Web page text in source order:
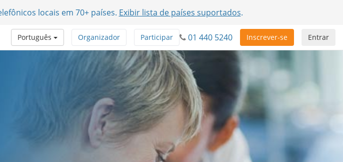
locais em 70+ países. Exibir lista de países suportados.
Entrar
Inscrever-se
01 440 5240
Participar
Organizador
Português